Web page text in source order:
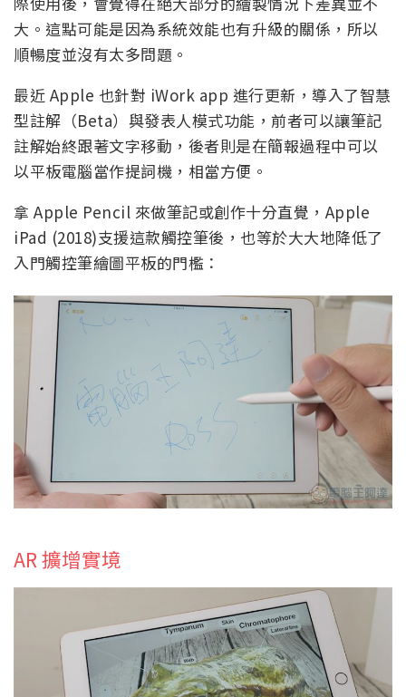
大。這點可能是因為系統效能也有升級的關係，所以
順暢度並沒有太多問題。
最近 Apple 也針對 iWork app 進行更新，導入了智慧
型註解（Beta）與發表人模式功能，前者可以讓筆記
註解始終跟著文字移動，後者則是在簡報過程中可以
以平板電腦當作提詞機，相當方便。
拿 Apple Pencil 來做筆記或創作十分直覺，Apple
iPad (2018)支援這款觸控筆後，也等於大大地降低了
入門觸控筆繪圖平板的門檻：
AR 擴增實境